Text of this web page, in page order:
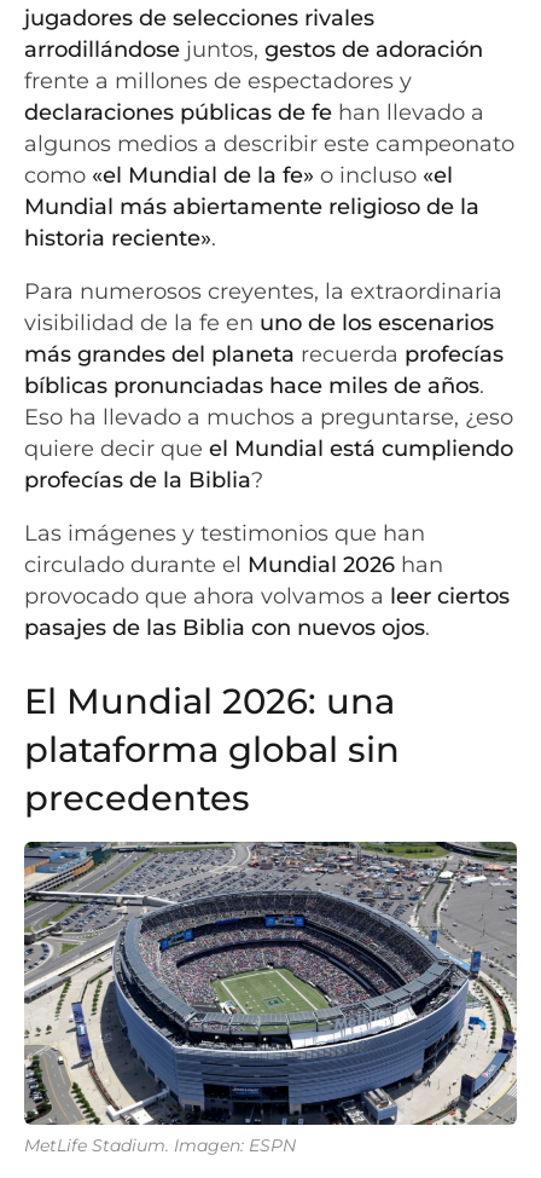
jugadores de selecciones rivales
arrodillándose juntos, gestos de adoración
frente a millones de espectadores y
declaraciones públicas de fe han llevado a
algunos medios a describir este campeonato
como «el Mundial de la fe» o incluso «el
Mundial más abiertamente religioso de la
historia reciente».
Para numerosos creyentes, la extraordinaria
visibilidad de la fe en uno de los escenarios
más grandes del planeta recuerda profecías
bíblicas pronunciadas hace miles de años.
Eso ha llevado a muchos a preguntarse, ¿eso
quiere decir que el Mundial está cumpliendo
profecías de la Biblia?
Las imágenes y testimonios que han
circulado durante el Mundial 2026 han
provocado que ahora volvamos a leer ciertos
pasajes de las Biblia con nuevos ojos.
El Mundial 2026: una
plataforma global sin
precedentes
MetLife Stadium. Imagen: ESPN